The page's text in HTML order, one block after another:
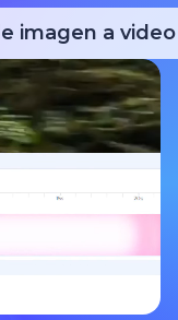
imagen a video